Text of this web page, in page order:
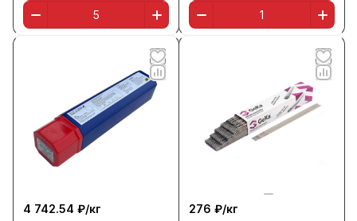
4 742.54 ₽/кг
276 ₽/кг